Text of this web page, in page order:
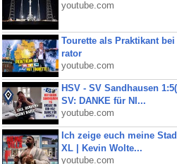
youtube.com
Tourette als Praktikant
rator
youtube.com
HSV - SV Sandhausen
SV: DANKE für NI...
youtube.com
Ich zeige euch meine
XL | Kevin Wolte...
youtube.com